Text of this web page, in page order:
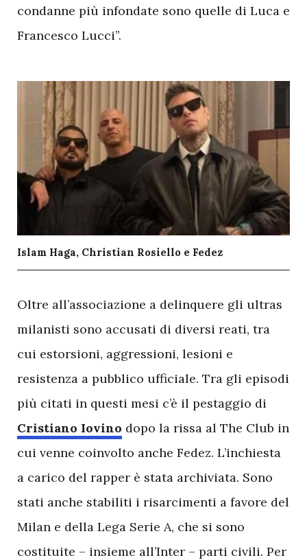
condanne più infondate sono quelle di Luca e
Francesco Lucci”.
Islam Haga, Christian Rosiello e Fedez
Oltre all’associazione a delinquere gli ultras
milanisti sono accusati di diversi reati, tra
cui estorsioni, aggressioni, lesioni e
resistenza a pubblico ufficiale. Tra gli episodi
più citati in questi mesi c’è il pestaggio di
Cristiano Iovino dopo la rissa al The Club in
cui venne coinvolto anche Fedez. L’inchiesta
a carico del rapper è stata archiviata. Sono
stati anche stabiliti i risarcimenti a favore del
Milan e della Lega Serie A, che si sono
costituite – insieme all’Inter – parti civili. Per